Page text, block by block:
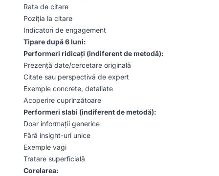
Rata de citare
Poziția la citare
Indicatori de engagement
Tipare după 6 luni:
Performeri ridicați (indiferent de metodă):
Prezență date/cercetare originală
Citate sau perspectivă de expert
Exemple concrete, detaliate
Acoperire cuprinzătoare
Performeri slabi (indiferent de metodă):
Doar informații generice
Fără insight-uri unice
Exemple vagi
Tratare superficială
Corelarea: